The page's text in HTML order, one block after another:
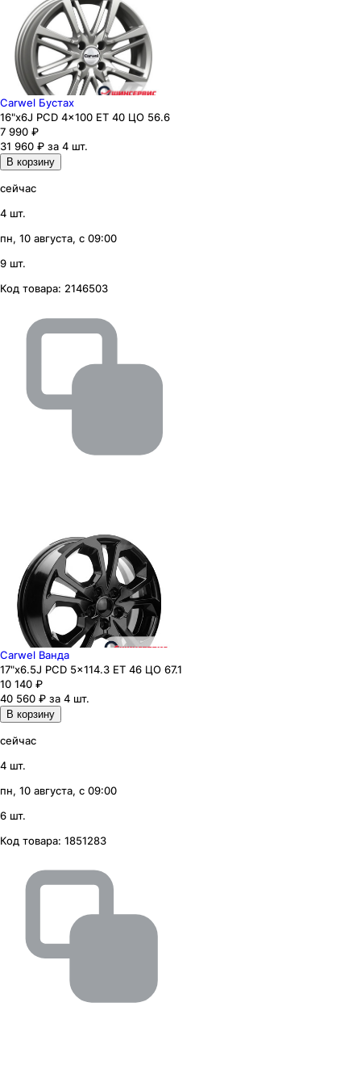
Carwel Бустах
16"x6J PCD 4x100 ЕТ 40 ЦО 56.6
7 990 ₽
31 960 ₽ за 4 шт.
В корзину
сейчас
4 шт.
пн, 10 августа, с 09:00
9 шт.
Код товара: 2146503
Carwel Ванда
17"x6.5J PCD 5x114.3 ЕТ 46 ЦО 67.1
10 140 ₽
40 560 ₽ за 4 шт.
В корзину
сейчас
4 шт.
пн, 10 августа, с 09:00
6 шт.
Код товара: 1851283